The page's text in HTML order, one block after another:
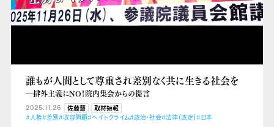
誰もが人間として尊重され差別なく共に生きる社会を
―排外主義にNO！院内集会からの提言
2025.11.26 佐藤慧
取材短報
#人権#差別#収容問題#ヘイトクライム#政治・社会#法律（改定）#日本